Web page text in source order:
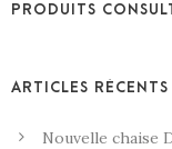
PRODUITS
ARTICLES RÉCENTS
Nouvelle chaise